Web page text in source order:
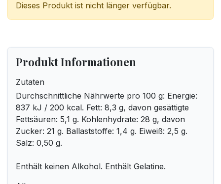
Dieses Produkt ist nicht länger verfügbar.
Produkt Informationen
Zutaten
Durchschnittliche Nährwerte pro 100 g: Energie:
837 kJ / 200 kcal. Fett: 8,3 g, davon gesättigte
Fettsäuren: 5,1 g. Kohlenhydrate: 28 g, davon
Zucker: 21 g. Ballaststoffe: 1,4 g. Eiweiß: 2,5 g.
Salz: 0,50 g.
Enthält keinen Alkohol. Enthält Gelatine.